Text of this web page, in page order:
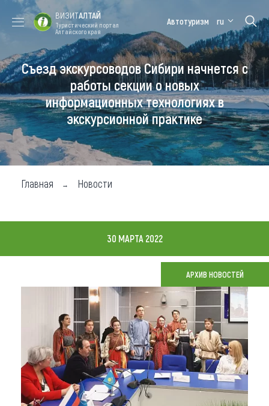
Форум VISIT
ALTAI
Цветение
маральника
Медицинский
форум
Алтайская
зимовка
Туры
Где побывать
Чем заняться
Где остановиться
Что привезти (сувениры)
О регионе
Коллекция впечатлений
Другие рубрики
ВИЗИТАЛТАЙ
Туристический портал
Алтайского края
Автотуризм ru
Съезд экскурсоводов Сибири начнется с
работы секции о новых
информационных технологиях в
экскурсионной практике
Главная Новости
30 МАРТА 2022
АРХИВ НОВОСТЕЙ